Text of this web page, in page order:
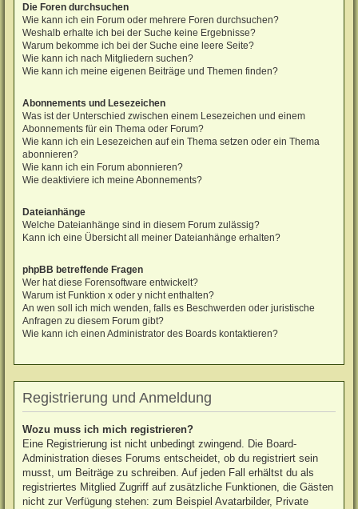
Die Foren durchsuchen
Wie kann ich ein Forum oder mehrere Foren durchsuchen?
Weshalb erhalte ich bei der Suche keine Ergebnisse?
Warum bekomme ich bei der Suche eine leere Seite?
Wie kann ich nach Mitgliedern suchen?
Wie kann ich meine eigenen Beiträge und Themen finden?
Abonnements und Lesezeichen
Was ist der Unterschied zwischen einem Lesezeichen und einem
Abonnements für ein Thema oder Forum?
Wie kann ich ein Lesezeichen auf ein Thema setzen oder ein Thema
abonnieren?
Wie kann ich ein Forum abonnieren?
Wie deaktiviere ich meine Abonnements?
Dateianhänge
Welche Dateianhänge sind in diesem Forum zulässig?
Kann ich eine Übersicht all meiner Dateianhänge erhalten?
phpBB betreffende Fragen
Wer hat diese Forensoftware entwickelt?
Warum ist Funktion x oder y nicht enthalten?
An wen soll ich mich wenden, falls es Beschwerden oder juristische
Anfragen zu diesem Forum gibt?
Wie kann ich einen Administrator des Boards kontaktieren?
Registrierung und Anmeldung
Wozu muss ich mich registrieren?
Eine Registrierung ist nicht unbedingt zwingend. Die Board-
Administration dieses Forums entscheidet, ob du registriert sein
musst, um Beiträge zu schreiben. Auf jeden Fall erhältst du als
registriertes Mitglied Zugriff auf zusätzliche Funktionen, die Gästen
nicht zur Verfügung stehen: zum Beispiel Avatarbilder, Private